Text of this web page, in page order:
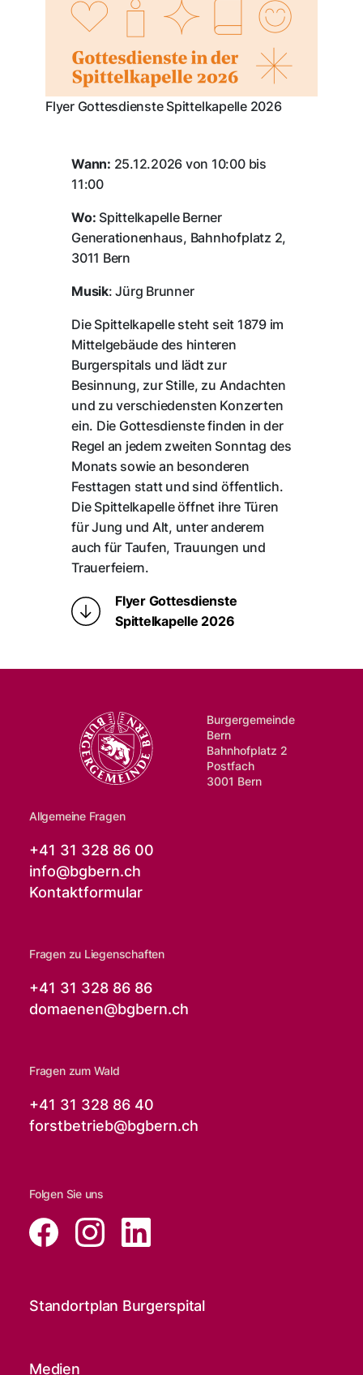
Flyer Gottesdienste Spittelkapelle 2026
Wann: 25.12.2026 von 10:00 bis
11:00
Wo: Spittelkapelle Berner
Generationenhaus, Bahnhofplatz 2,
3011 Bern
Musik: Jürg Brunner
Die Spittelkapelle steht seit 1879 im
Mittelgebäude des hinteren
Burgerspitals und lädt zur
Besinnung, zur Stille, zu Andachten
und zu verschiedensten Konzerten
ein. Die Gottesdienste finden in der
Regel an jedem zweiten Sonntag des
Monats sowie an besonderen
Festtagen statt und sind öffentlich.
Die Spittelkapelle öffnet ihre Türen
für Jung und Alt, unter anderem
auch für Taufen, Trauungen und
Trauerfeiern.
Flyer Gottesdienste
Spittelkapelle 2026
Burgergemeinde
Bern
Bahnhofplatz 2
Postfach
3001 Bern
Allgemeine Fragen
+41 31 328 86 00
info@bgbern.ch
Kontaktformular
Fragen zu Liegenschaften
+41 31 328 86 86
domaenen@bgbern.ch
Fragen zum Wald
+41 31 328 86 40
forstbetrieb@bgbern.ch
Folgen Sie uns
Standortplan Burgerspital
Medien